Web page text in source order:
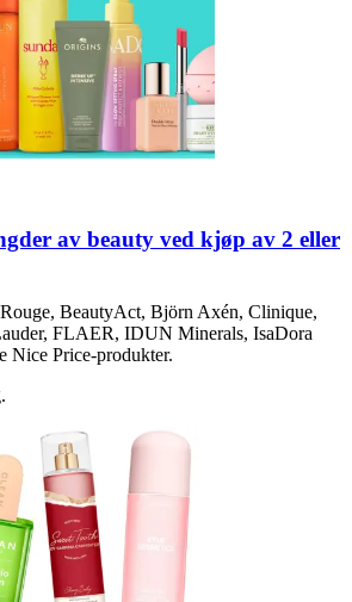
av beauty ved kjøp av 2 eller
BeautyAct, Björn Axén, Clinique,
FLAER, IDUN Minerals, IsaDora
Nice Price-produkter.